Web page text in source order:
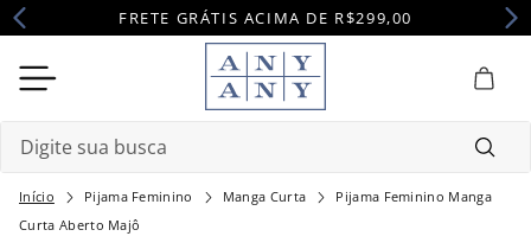
FRETE GRÁTIS ACIMA DE R$299,00
Pijama Feminino Manga Curta
Pijama Feminino Manga
Curta Aberto Majô
Termos mais buscados